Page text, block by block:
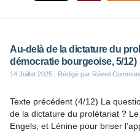
Au-delà de la dictature du
démocratie bourgeoise, 5/12)
14 Juillet 2025 , Rédigé par Réveil
Texte précédent (4/12) La
de la dictature du prolétariat ?
Engels, et Lénine pour briser